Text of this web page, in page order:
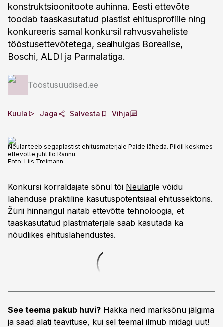
konstruktsioonitoote auhinna. Eesti ettevõte
toodab taaskasutatud plastist ehitusprofiile ning
konkureeris samal konkursil rahvusvaheliste
tööstusettevõtetega, sealhulgas Borealise,
Boschi, ALDI ja Parmalatiga.
Tööstusuudised.ee
Kuula Jaga Salvesta Vihja
Neular teeb segaplastist ehitusmaterjale Paide läheda. Pildil keskmes
ettevõtte juht Ilo Rannu.
Foto: Liis Treimann
Konkursi korraldajate sõnul tõi Neularile võidu
lahenduse praktiline kasutuspotentsiaal ehitussektoris.
Žürii hinnangul näitab ettevõtte tehnoloogia, et
taaskasutatud plastmaterjale saab kasutada ka
nõudlikes ehituslahendustes.
See teema pakub huvi? Hakka neid märksõnu jälgima
ja saad alati teavituse, kui sel teemal ilmub midagi uut!